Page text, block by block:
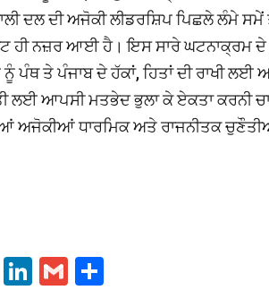
ਦਲ ਦੀ ਅਜੋਕੀ ਲੀਡਰਸ਼ਿਪ ਪਿਛਲੇ ਲੰਮੇ
ਹੀ ਨਜ਼ਰ ਆਈ ਹੈ। ਇਸ ਸਾਰੇ ਘਟਨਾਕ੍ਰਮ ਦੇ
ਪੰਥ ਤੇ ਪੰਜਾਬ ਦੇ ਹੱਕਾਂ, ਹਿਤਾਂ ਦੀ ਰਾਖੀ
ਲਈ ਆਪਸੀ ਮਤਭੇਦ ਭੁਲਾ ਕੇ ਏਕਤਾ ਕਰਨੀ
ਅਜੋਕੀਆਂ ਧਾਰਮਿਕ ਅਤੇ ਰਾਜਨੀਤਕ
Pi Li
G